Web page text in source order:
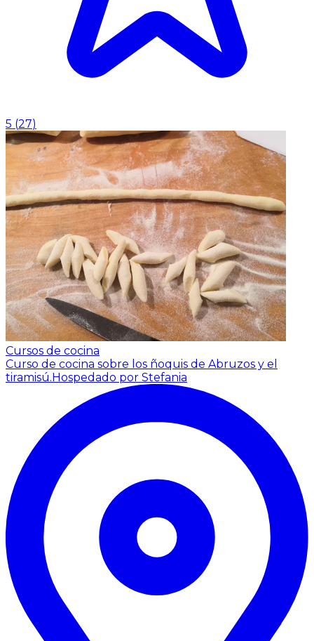
5 (27)
Cursos de cocina
Curso de cocina sobre los ñoquis de Abruzos y el
tiramisú.Hospedado por Stefania